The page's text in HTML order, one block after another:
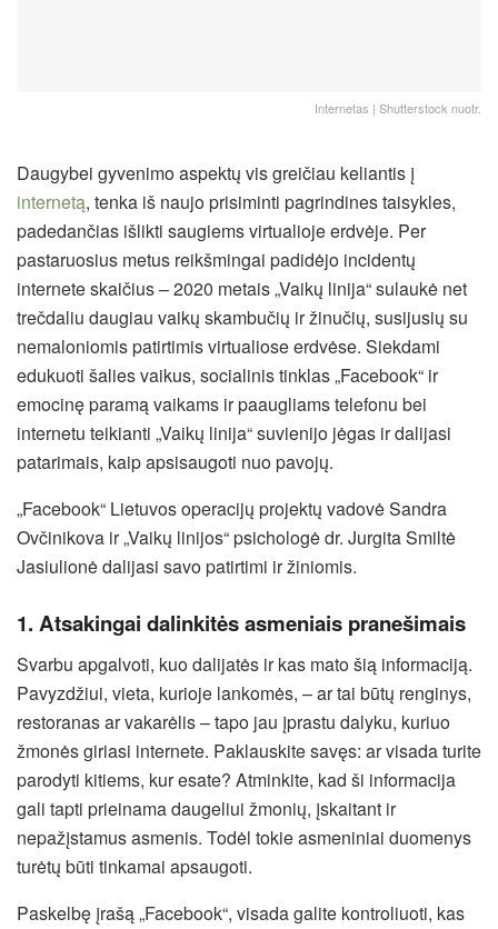
Internetas | Shutterstock nuotr.
Daugybei gyvenimo aspektų vis greičiau keliantis į
internetą, tenka iš naujo prisiminti pagrindines taisykles,
padedančias išlikti saugiems virtualioje erdvėje. Per
pastaruosius metus reikšmingai padidėjo incidentų
internete skaičius – 2020 metais „Vaikų linija“ sulaukė net
trečdaliu daugiau vaikų skambučių ir žinučių, susijusių su
nemaloniomis patirtimis virtualiose erdvėse. Siekdami
edukuoti šalies vaikus, socialinis tinklas „Facebook“ ir
emocinę paramą vaikams ir paaugliams telefonu bei
internetu teikianti „Vaikų linija“ suvienijo jėgas ir dalijasi
patarimais, kaip apsisaugoti nuo pavojų.
„Facebook“ Lietuvos operacijų projektų vadovė Sandra
Ovčinikova ir „Vaikų linijos“ psichologė dr. Jurgita Smiltė
Jasiulionė dalijasi savo patirtimi ir žiniomis.
1. Atsakingai dalinkitės asmeniais pranešimais
Svarbu apgalvoti, kuo dalijatės ir kas mato šią informaciją.
Pavyzdžiui, vieta, kurioje lankomės, – ar tai būtų renginys,
restoranas ar vakarėlis – tapo jau įprastu dalyku, kuriuo
žmonės giriasi internete. Paklauskite savęs: ar visada turite
parodyti kitiems, kur esate? Atminkite, kad ši informacija
gali tapti prieinama daugeliui žmonių, įskaitant ir
nepažįstamus asmenis. Todėl tokie asmeniniai duomenys
turėtų būti tinkamai apsaugoti.
Paskelbę įrašą „Facebook“, visada galite kontroliuoti, kas